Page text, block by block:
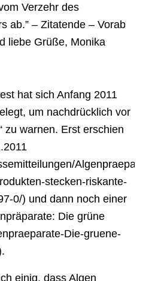
Verzehr des
ab.” – Zitatende – Vorab
liebe Grüße, Monika
hat sich Anfang 2011
um nachdrücklich vor
zu warnen. Erst erschien
stecken-riskante-
0/) und dann noch einer
Die grüne
Die-gruene-
einig, dass Algen